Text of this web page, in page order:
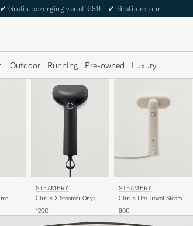
✔ Gratis bezorging vanaf €89 - ✔ Gratis retour
Outdoor Running Pre-owned Luxury
STEAMERY
Cirrus X Steamer Onyx
120€
STEAMERY
Cirrus Lite Travel Steamer
90€